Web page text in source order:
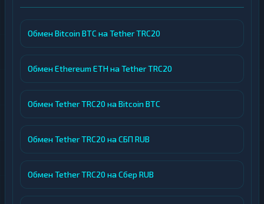
Обмен Bitcoin BTC на Tether TRC20
Обмен Ethereum ETH на Tether TRC20
Обмен Tether TRC20 на Bitcoin BTC
Обмен Tether TRC20 на СБП RUB
Обмен Tether TRC20 на Сбер RUB